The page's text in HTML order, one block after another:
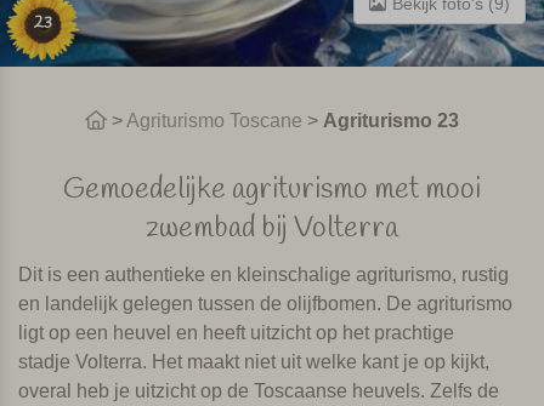
23
>Agriturismo Toscane > Agriturismo 23
Gemoedelijke agriturismo met mooi
zwembad bij Volterra
Dit is een authentieke en kleinschalige agriturismo, rustig
en landelijk gelegen tussen de olijfbomen. De agriturismo
ligt op een heuvel en heeft uitzicht op het prachtige
stadje Volterra. Het maakt niet uit welke kant je op kijkt,
overal heb je uitzicht op de Toscaanse heuvels. Zelfs de